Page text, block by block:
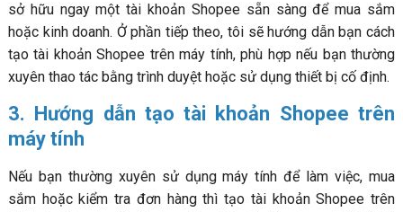
sở hữu ngay một tài khoản Shopee sẵn sàng để mua sắm
hoặc kinh doanh. Ở phần tiếp theo, tôi sẽ hướng dẫn bạn cách
tạo tài khoản Shopee trên máy tính, phù hợp nếu bạn thường
xuyên thao tác bằng trình duyệt hoặc sử dụng thiết bị cố định.
3. Hướng dẫn tạo tài khoản Shopee trên
máy tính
Nếu bạn thường xuyên sử dụng máy tính để làm việc, mua
sắm hoặc kiểm tra đơn hàng thì tạo tài khoản Shopee trên